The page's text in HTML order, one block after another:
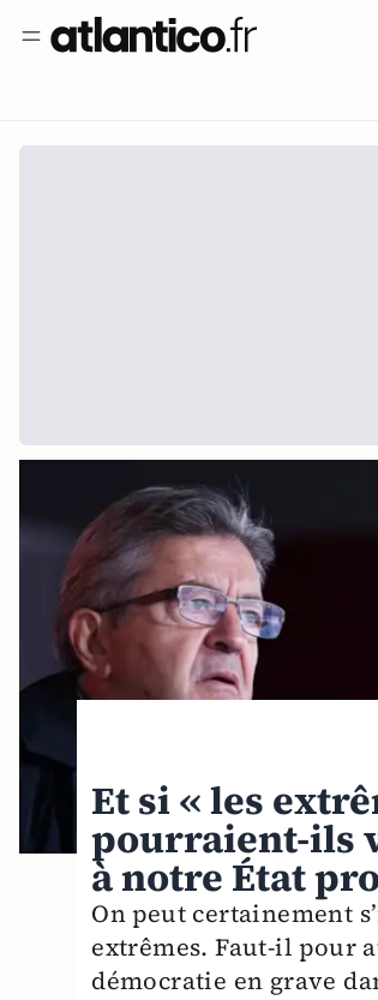
Et si « les
pourraient-ils
à notre État
On peut certainement
extrêmes. Faut-il pour
démocratie en grave